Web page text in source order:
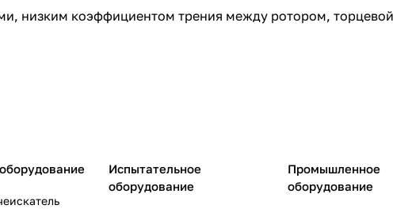
низким коэффициентом трения между ротором,
Испытательное
оборудование
Промышленное
оборудование